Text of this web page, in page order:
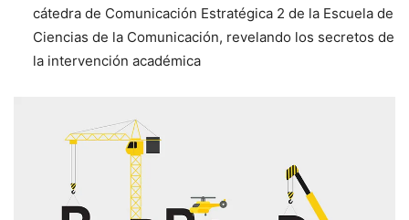
cátedra de Comunicación Estratégica 2 de la Escuela de
Ciencias de la Comunicación, revelando los secretos de
la intervención académica